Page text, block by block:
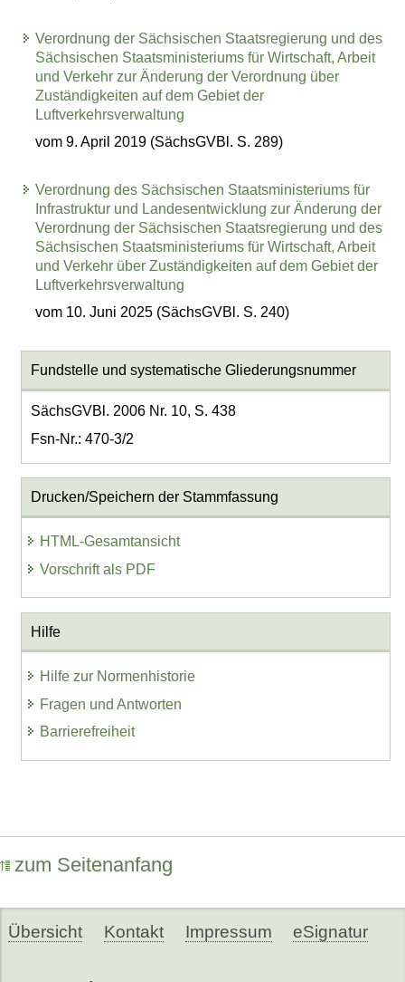
Verordnung der Sächsischen Staatsregierung und des
Sächsischen Staatsministeriums für Wirtschaft, Arbeit
und Verkehr zur Änderung der Verordnung über
Zuständigkeiten auf dem Gebiet der
Luftverkehrsverwaltung
vom 9. April 2019 (SächsGVBl. S. 289)
Verordnung des Sächsischen Staatsministeriums für
Infrastruktur und Landesentwicklung zur Änderung der
Verordnung der Sächsischen Staatsregierung und des
Sächsischen Staatsministeriums für Wirtschaft, Arbeit
und Verkehr über Zuständigkeiten auf dem Gebiet der
Luftverkehrsverwaltung
vom 10. Juni 2025 (SächsGVBl. S. 240)
Fundstelle und systematische Gliederungsnummer
SächsGVBl. 2006 Nr. 10, S. 438
Fsn-Nr.: 470-3/2
Drucken/Speichern der Stammfassung
HTML-Gesamtansicht
Vorschrift als PDF
Hilfe
Hilfe zur Normenhistorie
Fragen und Antworten
Barrierefreiheit
zum Seitenanfang
Übersicht Kontakt Impressum eSignatur